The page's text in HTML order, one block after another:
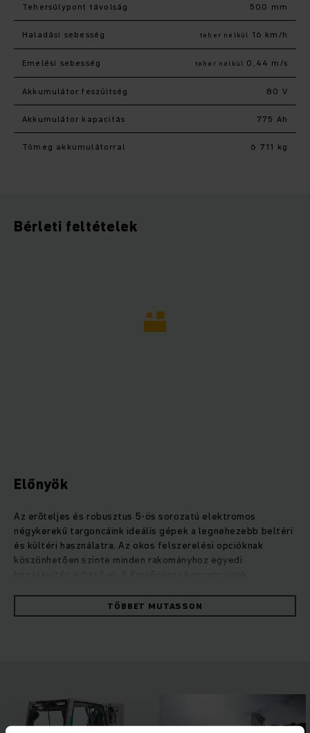
Tehersúlypont távolság 500 mm
Haladási sebesség teher nélkül 16 km/h
Emelési sebesség teher nélkül 0,44 m/s
Akkumulátor feszültség 80 V
Akkumulátor kapacitás 775 Ah
Tömeg akkumulátorral 6 711 kg
Bérleti feltételek
Előnyök
Az erőteljes és robusztus 5-ös sorozatú elektromos
négykerekű targoncáink ideális gépek a legnehezebb beltéri
és kültéri használatra. Az okos felszerelési opcióknak
köszönhetően szinte minden rakományhoz egyedi
optimális energia- és költséghatékonysággal végzik el a
feladatokat. VDI-ciklusok alapján végzett mérések
alkalmazási profilhoz egyedileg illeszkednek, maximális
teljesítményt biztosítanak minden esetben. Különböző
TÖBBET MUTASSON